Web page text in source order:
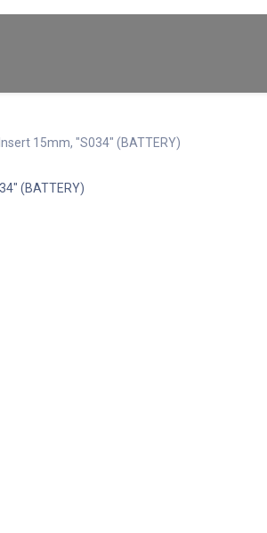
Insert 15mm, "S034" (BATTERY)